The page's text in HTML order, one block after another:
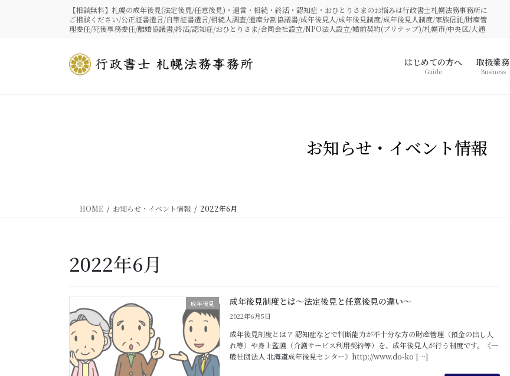
【相談無料】札幌の成年後見(法定後見/任意後見)・遺言・相続・終活・認知症・おひとりさまのお悩みは行政書士札幌法務事務所に
ご相談ください/公正証書遺言/自筆証書遺言/相続人調査/遺産分割協議書/成年後見人/成年後見制度/成年後見人制度/家族信託/財産管
理委任/死後事務委任/離婚協議書/終活/認知症/おひとりさま/合同会社設立/NPO法人設立/婚前契約(プリナップ)/札幌市/中央区/大通
はじめての方へ
Guide
取扱業務
Business
お知らせ・イベント情報
HOME お知らせ・イベント情報 2022年6月
2022年6月
成年後見 成年後見制度とは～法定後見と任意後見の違い～
2022年6月5日
成年後見制度とは？ 認知症などで判断能力が不十分な方の財産管理（預金の出し入
れ等）や身上監護（介護サービス利用契約等）を、成年後見人が行う制度です。《一
般社団法人 北海道成年後見センター》http://www.do-ko […]